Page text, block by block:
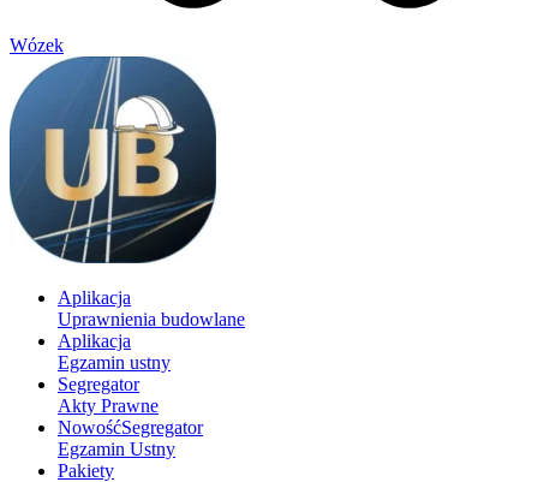
Wózek
Aplikacja
Uprawnienia budowlane
Aplikacja
Egzamin ustny
Segregator
Akty Prawne
NowośćSegregator
Egzamin Ustny
Pakiety